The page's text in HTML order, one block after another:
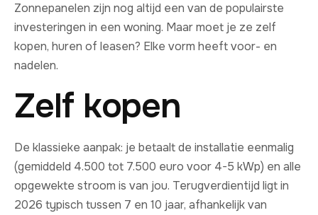
Zonnepanelen zijn nog altijd een van de populairste
investeringen in een woning. Maar moet je ze zelf
kopen, huren of leasen? Elke vorm heeft voor- en
nadelen.
Zelf kopen
De klassieke aanpak: je betaalt de installatie eenmalig
(gemiddeld 4.500 tot 7.500 euro voor 4-5 kWp) en alle
opgewekte stroom is van jou. Terugverdientijd ligt in
2026 typisch tussen 7 en 10 jaar, afhankelijk van